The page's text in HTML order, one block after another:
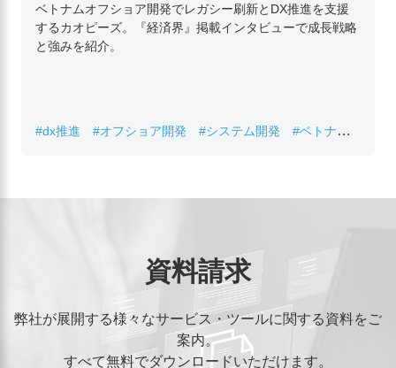
ベトナムオフショア開発でレガシー刷新とDX推進を支援
するカオピーズ。『経済界』掲載インタビューで成長戦略
と強みを紹介。
#dx推進 #オフショア開発 #システム開発
#ベトナムIT
資料請求
弊社が展開する様々なサービス・ツールに関する資料をご
案内。
すべて無料でダウンロードいただけます。